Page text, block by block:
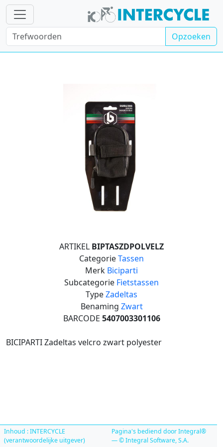
Opzoeken
ARTIKEL BIPTASZDPOLVELZ
CategorieTassen
Merk Biciparti
Subcategorie Fietstassen
TypeZadeltas
Benaming Zwart
BARCODE 5407003301106
BICIPARTI Zadeltas velcro zwart polyester
Inhoud : INTERCYCLE
(verantwoordelijke uitgever)
Pagina's bediend door Integral®
— © Integral Software, S.A.